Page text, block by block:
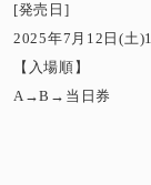
[発売日]
2025年7月12日(土
【入場順】
A→B→当日券